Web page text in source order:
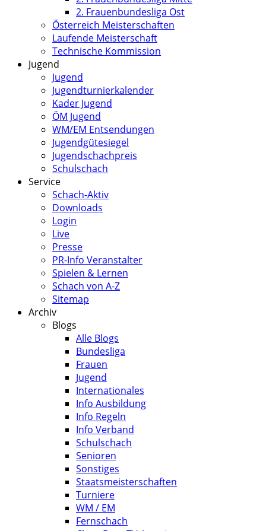
2. Frauenbundesliga Ost
Österreich Meisterschaften
Laufende Meisterschaft
Technische Kommission
Jugend
Jugend
Jugendturnierkalender
Kader Jugend
ÖM Jugend
WM/EM Entsendungen
Jugendgütesiegel
Jugendschachpreis
Schulschach
Service
Schach-Aktiv
Downloads
Login
Live
Presse
PR-Info Veranstalter
Spielen & Lernen
Schach von A-Z
Sitemap
Archiv
Blogs
Alle Blogs
Bundesliga
Frauen
Jugend
Internationales
Info Ausbildung
Info Regeln
Info Verband
Schulschach
Senioren
Sonstiges
Staatsmeisterschaften
Turniere
WM / EM
Fernschach